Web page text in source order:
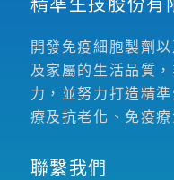
精準生技股份有
開發免疫細胞製劑
及家屬的生活品質
力，並努力打造精
療及抗老化、免疫
聯繫我們